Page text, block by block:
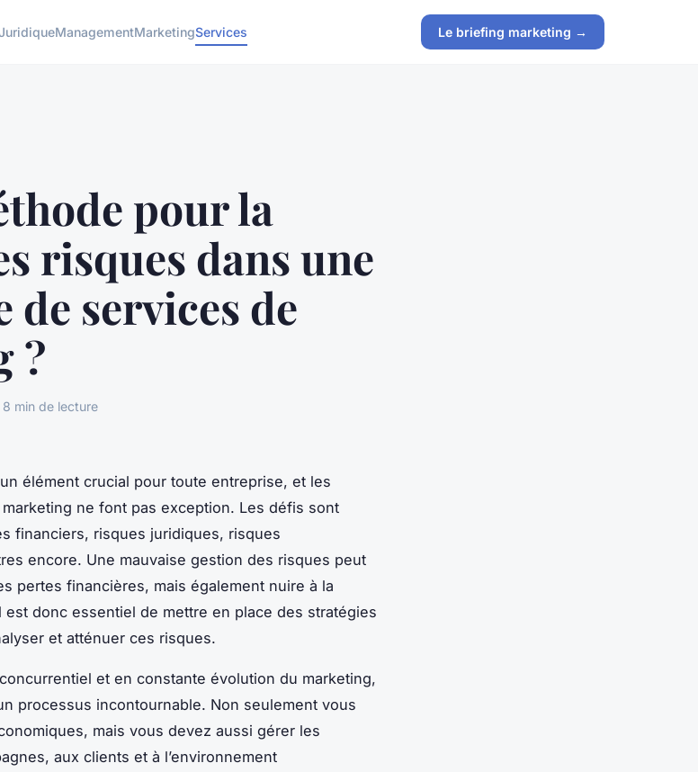
ManagementMarketingServices Le briefing marketing →
pour la
risques dans une
de services de
?
min de lecture
élément crucial pour toute entreprise, et les
ne font pas exception. Les défis sont
financiers, risques juridiques, risques
encore. Une mauvaise gestion des risques peut
pertes financières, mais également nuire à la
est donc essentiel de mettre en place des stratégies
et atténuer ces risques.
et en constante évolution du marketing,
processus incontournable. Non seulement vous
mais vous devez aussi gérer les
aux clients et à l’environnement